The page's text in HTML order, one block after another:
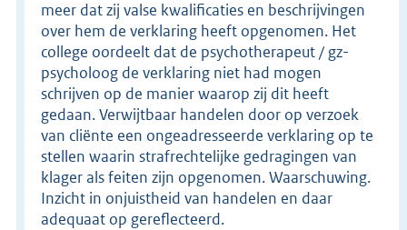
meer dat zij valse kwalificaties en beschrijvingen
over hem de verklaring heeft opgenomen. Het
college oordeelt dat de psychotherapeut / gz-
psycholoog de verklaring niet had mogen
schrijven op de manier waarop zij dit heeft
gedaan. Verwijtbaar handelen door op verzoek
van cliënte een ongeadresseerde verklaring op te
stellen waarin strafrechtelijke gedragingen van
klager als feiten zijn opgenomen. Waarschuwing.
Inzicht in onjuistheid van handelen en daar
adequaat op gereflecteerd.